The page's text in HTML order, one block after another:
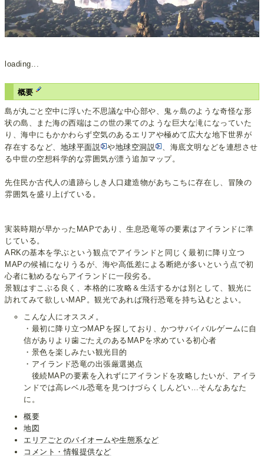
loading...
概要
島が丸ごと空中に浮いた不思議な中心部や、鬼ヶ島のような奇怪な形
状の島、また海の西端はこの世の果てのような巨大な滝になっていた
り、海中にもかかわらず空気のあるエリアや極めて広大な地下世界が
存在するなど、 地球平面説 や地球空洞説
、海底文明などを連想させ
る中世の空想科学的な雰囲気が漂う追加マップ。
先住民か古代人の遺跡らしき人口建造物があちこちに存在し、冒険の
雰囲気を盛り上げている。
実装時期が早かったMAPであり、生息恐竜等の要素はアイランドに準
じている。
ARKの基本を学ぶという観点でアイランドと同じく最初に降り立つ
MAPの候補になりうるが、海や高低差による断絶が多いという点で初
心者に勧めるならアイランドに一段劣る。
景観はすこぶる良く、本格的に攻略＆生活するかは別として、観光に
訪れてみて欲しいMAP。観光であれば飛行恐竜を持ち込むとよい。
こんな人にオススメ。
・最初に降り立つMAPを探しており、かつサバイバルゲームに自
信がありより歯ごたえのあるMAPを求めている初心者
・景色を楽しみたい観光目的
・アイランド恐竜の出張厳選拠点
後続MAPの要素を入れずにアイランドを攻略したいが、アイラ
ンドでは高レベル恐竜を見つけづらくしんどい…そんなあなた
に。
概要
地図
エリアごとのバイオームや生態系など
コメント・情報提供など